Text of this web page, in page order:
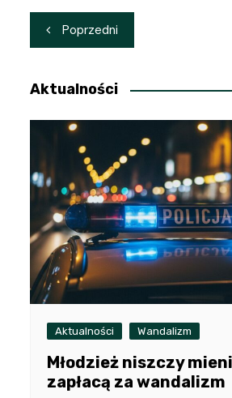
Nawigacja
wpisu
Poprzedni
Aktualności
Aktualności Wandalizm
Młodzież niszczy
zapłacą za wandalizm